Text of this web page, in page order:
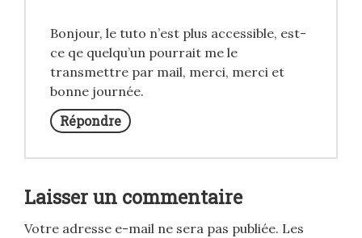
Bonjour, le tuto n’est plus accessible, est-
ce qe quelqu’un pourrait me le
transmettre par mail, merci, merci et
bonne journée.
Répondre
Laisser un commentaire
Votre adresse e-mail ne sera pas publiée. Les